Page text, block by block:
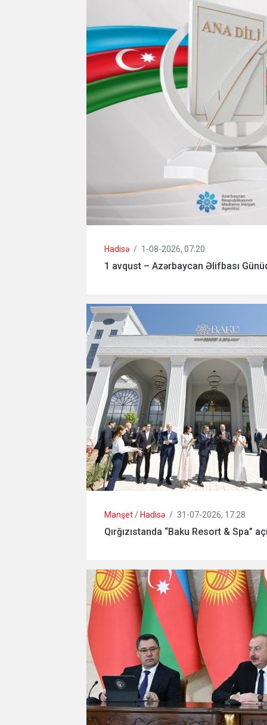
Hadisə / 1-08-2026, 07:20
1 avqust – Azərbaycan Əlifbası
Manşet / Hadisə / 31-07-2026, 17:28
Qırğızıstanda “Baku Resort & Spa”